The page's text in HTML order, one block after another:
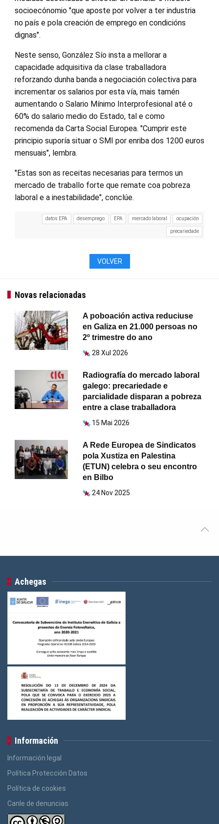
socioecónomio "que aposte por volver a ter industria
no país e pola creación de emprego en condicións
dignas".
Neste senso, González Sío insta a mellorar a
capacidade adquisitiva da clase traballadora
reforzando dunha banda a negociación colectiva para
incrementar os salarios por esta vía, mais tamén
aumentando o Salario Mínimo Interprofesional até o
60% do salario medio do Estado, tal e como
recomenda da Carta Social Europea. "Cumprir este
principio suporía situar o SMI por enriba dos 1200 euros
mensuais", lembra.
"Estas son as receitas necesarias para termos un
mercado de traballo forte que remate coa pobreza
laboral e a inestabilidade", conclúe.
datos EPA desemprego EPA mercado laboral ocupación
precariedade
VOLVER
Novas relacionadas
A poboación activa reduciuse
en Galiza en 21.000 persoas no
2º trimestre do ano
28 Xul 2026
Radiografía do mercado laboral
galego: precariedade e
parcialidade disparan a pobreza
entre a clase traballadora
15 Mai 2026
A Rede Europea de Sindicatos
pola Xustiza en Palestina
(ETUN) celebra o seu encontro
en Bilbo
24 Nov 2025
Achegas
Información
Información legal
Política Protección Datos
Política de cookies
Canle de denuncias